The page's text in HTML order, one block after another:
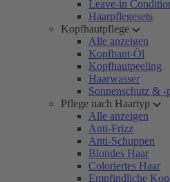
Leave-in
Haarpflegesets
Kopfhautpflege
Alle anzeigen
Kopfhaut-Öl
Kopfhautpeeling
Haarwasser
Sonnenschutz & -
Pflege nach Haartyp
Alle anzeigen
Anti-Frizz
Anti-Schuppen
Blondes Haar
Coloriertes Haar
Empfindliche